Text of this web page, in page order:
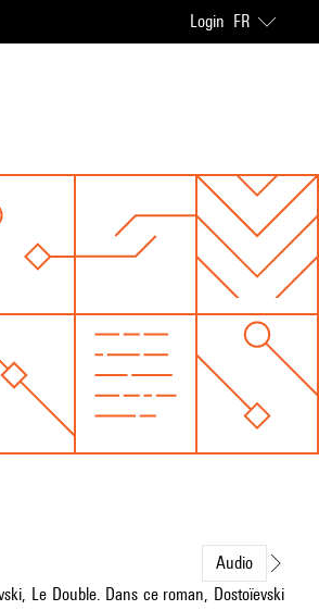
Login FR
Audio
Le Double. Dans ce roman, Dostoïevski